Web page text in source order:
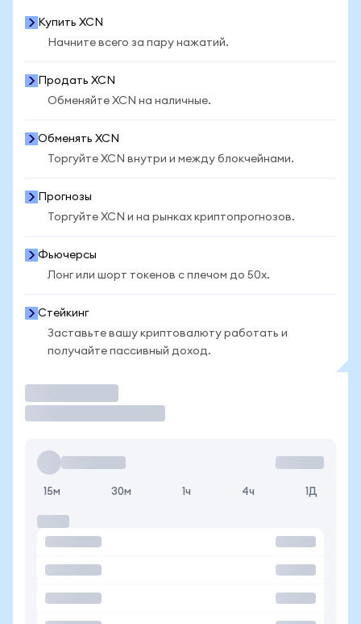
Купить XCN
Начните всего за пару нажатий.
Продать XCN
Обменяйте XCN на наличные.
Обменять XCN
Торгуйте XCN внутри и между блокчейнами.
Прогнозы
Торгуйте XCN и на рынках криптопрогнозов.
Фьючерсы
Лонг или шорт токенов с плечом до 50x.
Стейкинг
Заставьте вашу криптовалюту работать и
получайте пассивный доход.
15м 30м 1ч 4ч 1Д